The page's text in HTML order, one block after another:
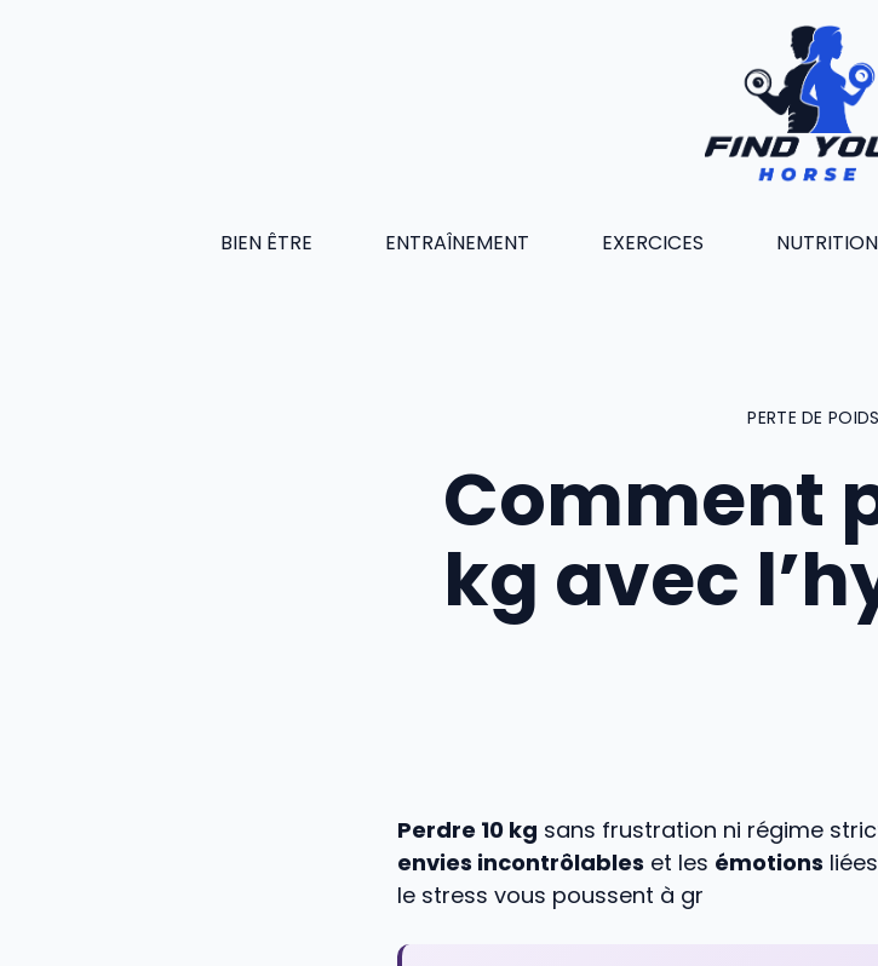
BIEN ÊTRE ENTRAÎNEMENT EXERCICES NUTRITION
PERTE DE POIDS
Comment
kg avec
Perdre 10 kg sans frustration ni régime
envies incontrôlables et les émotions
le stress vous poussent à gr